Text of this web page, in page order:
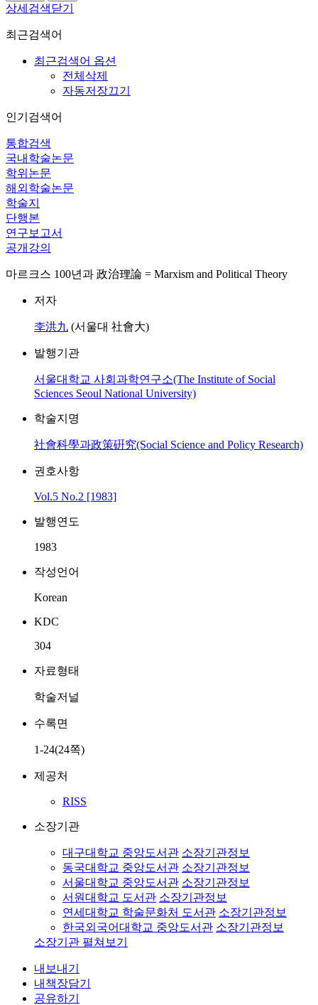
상세검색닫기
최근검색어
최근검색어 옵션
전체삭제
자동저장끄기
인기검색어
통합검색
국내학술논문
학위논문
해외학술논문
학술지
단행본
연구보고서
공개강의
마르크스 100년과 政治理論 = Marxism and Political Theory
저자
李洪九 (서울대 社會大)
발행기관
서울대학교 사회과학연구소(The Institute of Social
Sciences Seoul National University)
학술지명
社會科學과政策硏究(Social Science and Policy Research)
권호사항
Vol.5 No.2 [1983]
발행연도
1983
작성언어
Korean
KDC
304
자료형태
학술저널
수록면
1-24(24쪽)
제공처
RISS
소장기관
대구대학교 중앙도서관 소장기관정보
동국대학교 중앙도서관 소장기관정보
서울대학교 중앙도서관 소장기관정보
서원대학교 도서관 소장기관정보
연세대학교 학술문화처 도서관 소장기관정보
한국외국어대학교 중앙도서관 소장기관정보
소장기관 펼쳐보기
내보내기
내책장담기
공유하기